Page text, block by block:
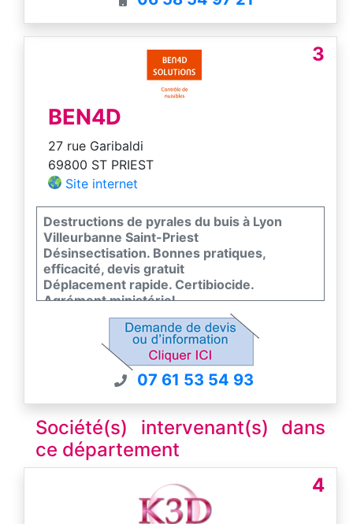
3
BEN4D
27 rue Garibaldi
69800 ST PRIEST
Site internet
Destructions de pyrales du buis à Lyon
Villeurbanne Saint-Priest
Désinsectisation. Bonnes pratiques,
efficacité, devis gratuit
Déplacement rapide. Certibiocide.
Agrément ministériel
Lyon Grenoble Vénissieux Corbas Mions
Ecully Genas Chassieu
Zone d'intervention: Ain Rhône Savoie
Haute-Savoie Isère Léman
07 61 53 54 93
Société(s) intervenant(s) dans
ce département
4